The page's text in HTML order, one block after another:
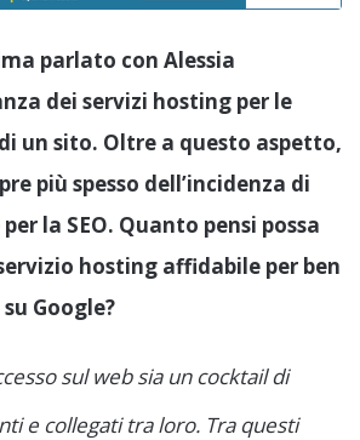
parlato con Alessia
dei servizi hosting per le
un sito. Oltre a questo aspetto,
più spesso dell’incidenza di
la SEO. Quanto pensi possa
hosting affidabile per ben
Google?
sul web sia un cocktail di
e collegati tra loro. Tra questi